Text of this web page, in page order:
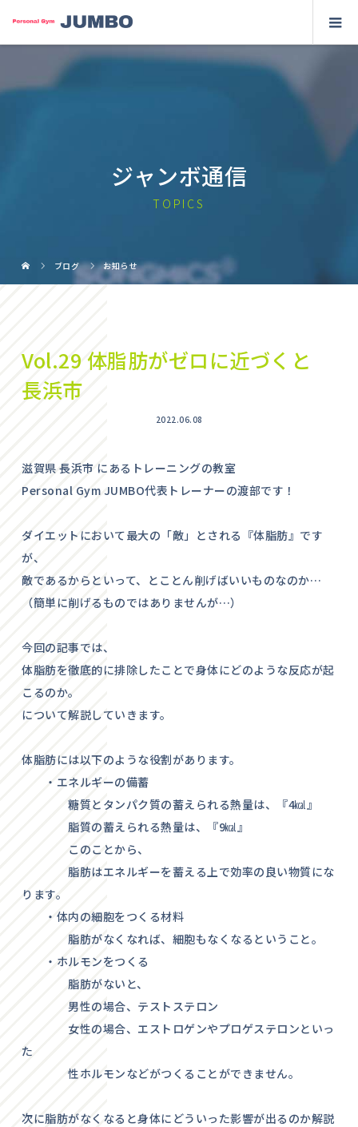
ジャンボ通信
TOPICS
ブログ お知らせ
Vol.29 体脂肪がゼロに近づくと
長浜市
2022.06.08
滋賀県 長浜市 にあるトレーニングの教室
Personal Gym JUMBO代表トレーナーの渡部です！
ダイエットにおいて最大の「敵」とされる『体脂肪』です
が、
敵であるからといって、とことん削げばいいものなのか…
（簡単に削げるものではありませんが…）
今回の記事では、
体脂肪を徹底的に排除したことで身体にどのような反応が起
こるのか。
について解説していきます。
体脂肪には以下のような役割があります。
・エネルギーの備蓄
糖質とタンパク質の蓄えられる熱量は、『4㎉』
脂質の蓄えられる熱量は、『9㎉』
このことから、
脂肪はエネルギーを蓄える上で効率の良い物質にな
ります。
・体内の細胞をつくる材料
脂肪がなくなれば、細胞もなくなるということ。
・ホルモンをつくる
脂肪がないと、
男性の場合、テストステロン
女性の場合、エストロゲンやプロゲステロンといっ
た
性ホルモンなどがつくることができません。
次に脂肪がなくなると身体にどういった影響が出るのか解説